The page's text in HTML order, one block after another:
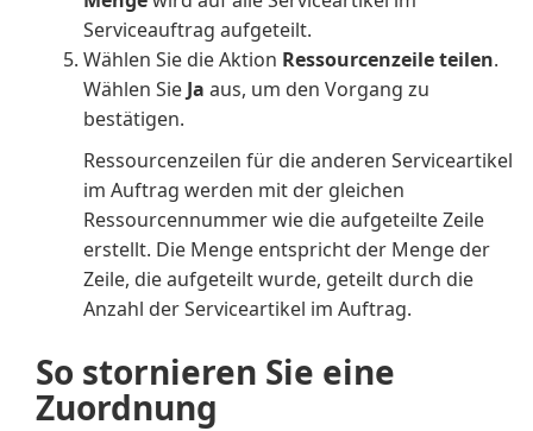
Serviceauftrag aufgeteilt.
Wählen Sie die Aktion Ressourcenzeile teilen.
Wählen Sie Ja aus, um den Vorgang zu
bestätigen.
Ressourcenzeilen für die anderen Serviceartikel
im Auftrag werden mit der gleichen
Ressourcennummer wie die aufgeteilte Zeile
erstellt. Die Menge entspricht der Menge der
Zeile, die aufgeteilt wurde, geteilt durch die
Anzahl der Serviceartikel im Auftrag.
So stornieren Sie eine
Zuordnung